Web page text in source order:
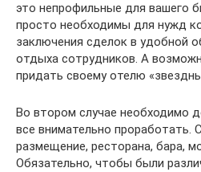
это непрофильные для вашего
просто необходимы для нужд
заключения сделок в удобной
отдыха сотрудников. А
придать своему отелю
Во втором случае необходимо
все внимательно проработать.
размещение, ресторана, бара,
Обязательно, чтобы были